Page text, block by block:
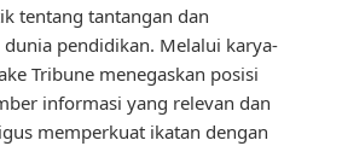
tentang tantangan dan
pendidikan. Melalui karya-
Tribune menegaskan posisi
informasi yang relevan dan
memperkuat ikatan dengan